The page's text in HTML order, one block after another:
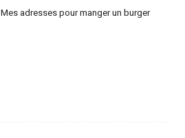
Mes adresses pour manger un burger